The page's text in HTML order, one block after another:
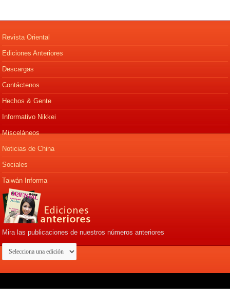
Revista Oriental
Ediciones Anteriores
Descargas
Contáctenos
Hechos & Gente
Informativo Nikkei
Misceláneos
Noticias de China
Sociales
Taiwán Informa
Mira las publicaciones de nuestros números anteriores